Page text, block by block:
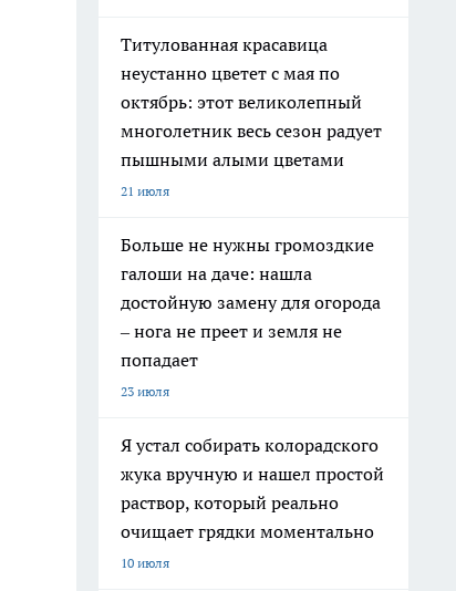
Титулованная красавица
неустанно цветет с мая по
октябрь: этот великолепный
многолетник весь сезон радует
пышными алыми цветами
21 июля
Больше не нужны громоздкие
галоши на даче: нашла
достойную замену для огорода
– нога не преет и земля не
попадает
23 июля
Я устал собирать колорадского
жука вручную и нашел простой
раствор, который реально
очищает грядки моментально
10 июля